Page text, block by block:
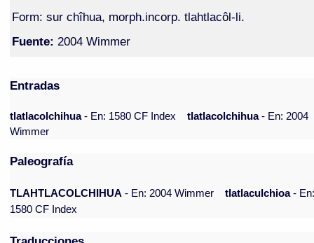
Form: sur chîhua, morph.incorp. tlahtlacôl-li.
Fuente: 2004 Wimmer
Entradas
tlatlacolchihua- En: 1580 CF Index tlatlacolchihua- En: 2004
Wimmer
Paleografía
TLAHTLACOLCHIHUA - En: 2004 Wimmer tlatlaculchioa-
1580 CF Index